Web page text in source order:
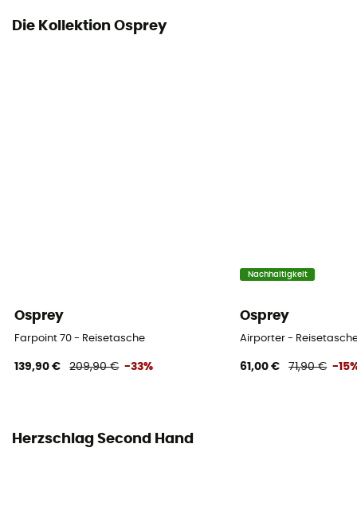
Die Kollektion Osprey
Osprey
Farpoint 70 - Reisetasche
139,90 € 209,90 € -33%
Nachhaltigkeit
Osprey
Airporter -
61,00 € 71,90 € -
Herzschlag Second Hand